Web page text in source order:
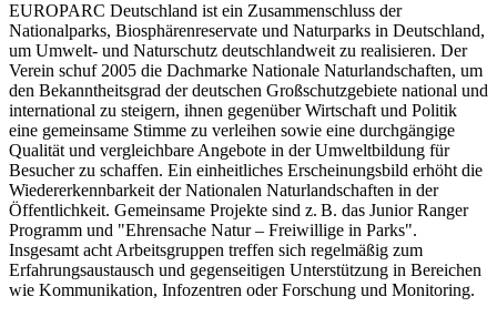
EUROPARC Deutschland ist ein Zusammenschluss der
Nationalparks, Biosphärenreservate und Naturparks in Deutschland,
um Umwelt- und Naturschutz deutschlandweit zu realisieren. Der
Verein schuf 2005 die Dachmarke Nationale Naturlandschaften, um
den Bekanntheitsgrad der deutschen Großschutzgebiete national und
international zu steigern, ihnen gegenüber Wirtschaft und Politik
eine gemeinsame Stimme zu verleihen sowie eine durchgängige
Qualität und vergleichbare Angebote in der Umweltbildung für
Besucher zu schaffen. Ein einheitliches Erscheinungsbild erhöht die
Wiedererkennbarkeit der Nationalen Naturlandschaften in der
Öffentlichkeit. Gemeinsame Projekte sind z. B. das Junior Ranger
Programm und "Ehrensache Natur – Freiwillige in Parks".
Insgesamt acht Arbeitsgruppen treffen sich regelmäßig zum
Erfahrungsaustausch und gegenseitigen Unterstützung in Bereichen
wie Kommunikation, Infozentren oder Forschung und Monitoring.